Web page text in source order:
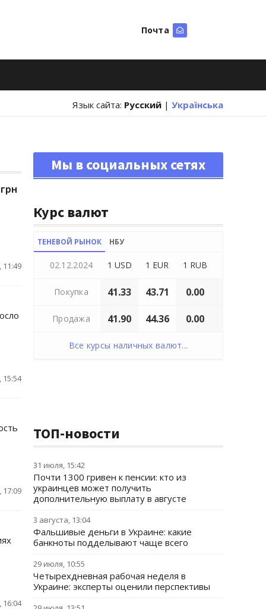
Почта
Язык сайта: Русский | Українська
11:49
15:54
17:09
16:04
Мы в социальных сетях
Курс валют
ТЕНЕВОЙ РЫНОК НБУ
02.12.2024 1 USD 1 EUR 1 RUB
Покупка 41.33 43.71 0.00
Продажа 41.90 44.36 0.00
Все курсы наличных валют...
ТОП-новости
31 июля, 15:42
Почти 1300 гривен к пенсии: кто из
украинцев может получить
дополнительную выплату в августе
3 августа, 13:04
Фальшивые деньги в Украине: какие
банкноты подделывают чаще всего
29 июля, 10:55
Четырехдневная рабочая неделя в
Украине: эксперты оценили перспективы